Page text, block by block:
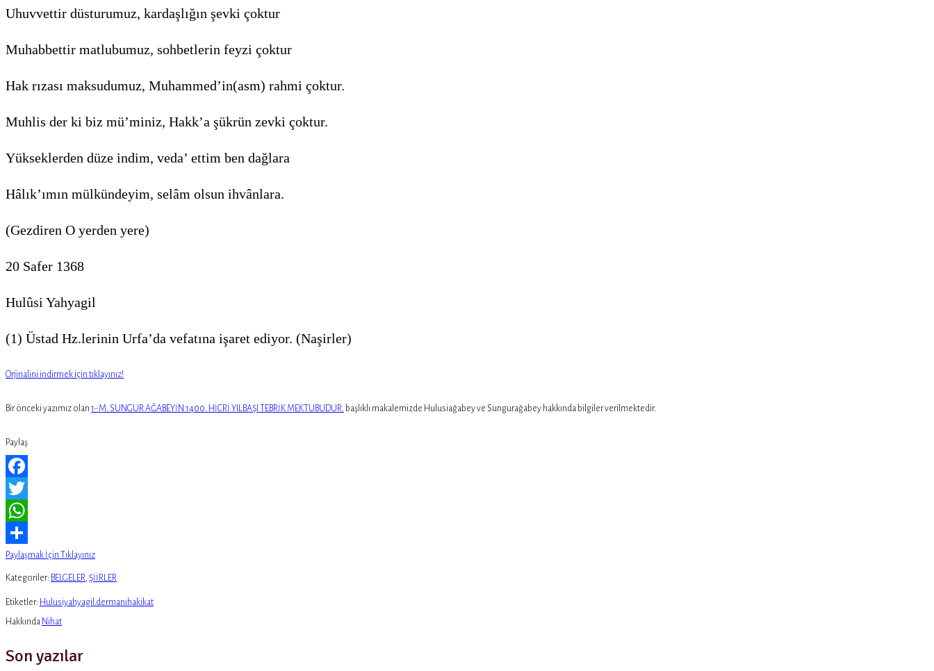
Uhuvvettir düsturumuz, kardaşlığın şevki çoktur
Muhabbettir matlubumuz, sohbetlerin feyzi çoktur
Hak rızası maksudumuz, Muhammed’in(asm) rahmi çoktur.
Muhlis der ki biz mü’miniz, Hakk’a şükrün zevki çoktur.
Yükseklerden düze indim, veda’ ettim ben dağlara
Hâlık’ımın mülkündeyim, selâm olsun ihvânlara.
(Gezdiren O yerden yere)
20 Safer 1368
Hulûsi Yahyagil
(1) Üstad Hz.lerinin Urfa’da vefatına işaret ediyor. (Naşirler)
Orjinalini indirmek için tıklayınız!
Bir önceki yazımız olan 1- M. SUNGUR AĞABEYİN 1400. HİCRİ YILBAŞI TEBRİK MEKTUBUDUR. başlıklı makalemizde Hulusiağabey ve Sungurağabey hakkında bilgiler verilmektedir.
Paylaş
Facebook
Twitter
WhatsApp
Paylaşmak İçin Tıklayınız
Kategoriler: BELGELER, ŞİİRLER
Etiketler: Hulusiyahyagil.dermanıhakikat
Hakkında Nihat
Son yazılar